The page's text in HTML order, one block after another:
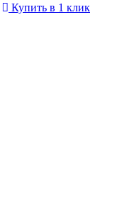
Купить в 1 клик